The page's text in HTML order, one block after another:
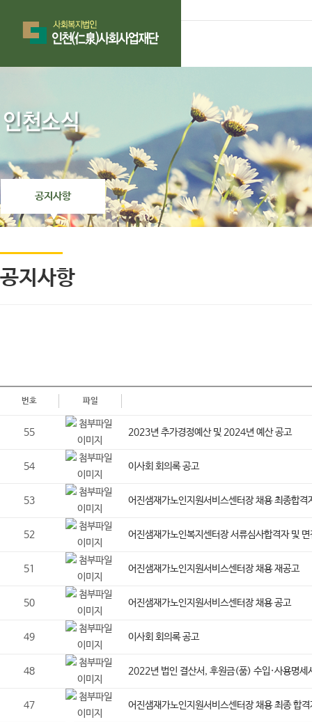
공지사항
공지사항
번호 파일
55 2023년 추가경정예산 및 2024년 예산 공고
54 이사회 회의록 공고
53 어진샘재가노인지원서비스센터장 채용 최종합격
52 어진샘재가노인복지센터장 서류심사합격자 및
51 어진샘재가노인지원서비스센터장 채용 재공고
50 어진샘재가노인지원서비스센터장 채용 공고
49 이사회 회의록 공고
48 2022년 법인 결산서, 후원금(품) 수입·사용명세
47 어진샘재가노인지원서비스센터장 채용 최종 합